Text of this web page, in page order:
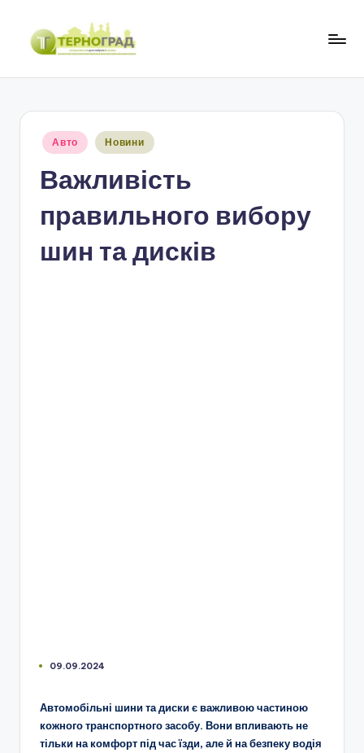
Перейти
Опубліковано
Авто Новини
Важливість
правильного вибору
шин та дисків
09.09.2024
Автомобільні шини та диски є важливою частиною
кожного транспортного засобу. Вони впливають не
тільки на комфорт під час їзди, але й на безпеку водія